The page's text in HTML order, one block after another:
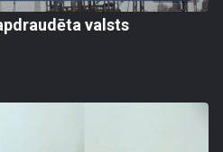
valsts